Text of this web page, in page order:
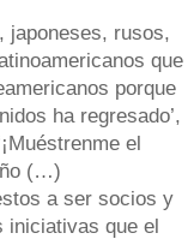
japoneses, rusos,
que
porque
ha regresado’,
el
(…)
a ser socios y
que el